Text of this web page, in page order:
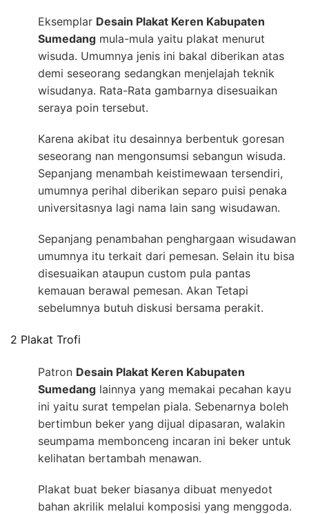
Eksemplar Desain Plakat Keren Kabupaten
Sumedang mula-mula yaitu plakat menurut
wisuda. Umumnya jenis ini bakal diberikan atas
demi seseorang sedangkan menjelajah teknik
wisudanya. Rata-Rata gambarnya disesuaikan
seraya poin tersebut.
Karena akibat itu desainnya berbentuk goresan
seseorang nan mengonsumsi sebangun wisuda.
Sepanjang menambah keistimewaan tersendiri,
umumnya perihal diberikan separo puisi penaka
universitasnya lagi nama lain sang wisudawan.
Sepanjang penambahan penghargaan wisudawan
umumnya itu terkait dari pemesan. Selain itu bisa
disesuaikan ataupun custom pula pantas
kemauan berawal pemesan. Akan Tetapi
sebelumnya butuh diskusi bersama perakit.
2 Plakat Trofi
Patron Desain Plakat Keren Kabupaten
Sumedang lainnya yang memakai pecahan kayu
ini yaitu surat tempelan piala. Sebenarnya boleh
bertimbun beker yang dijual dipasaran, walakin
seumpama membonceng incaran ini beker untuk
kelihatan bertambah menawan.
Plakat buat beker biasanya dibuat menyedot
bahan akrilik melalui komposisi yang menggoda.